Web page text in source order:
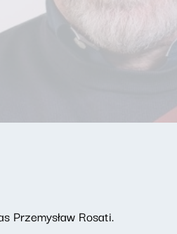
Przemysław Rosati.